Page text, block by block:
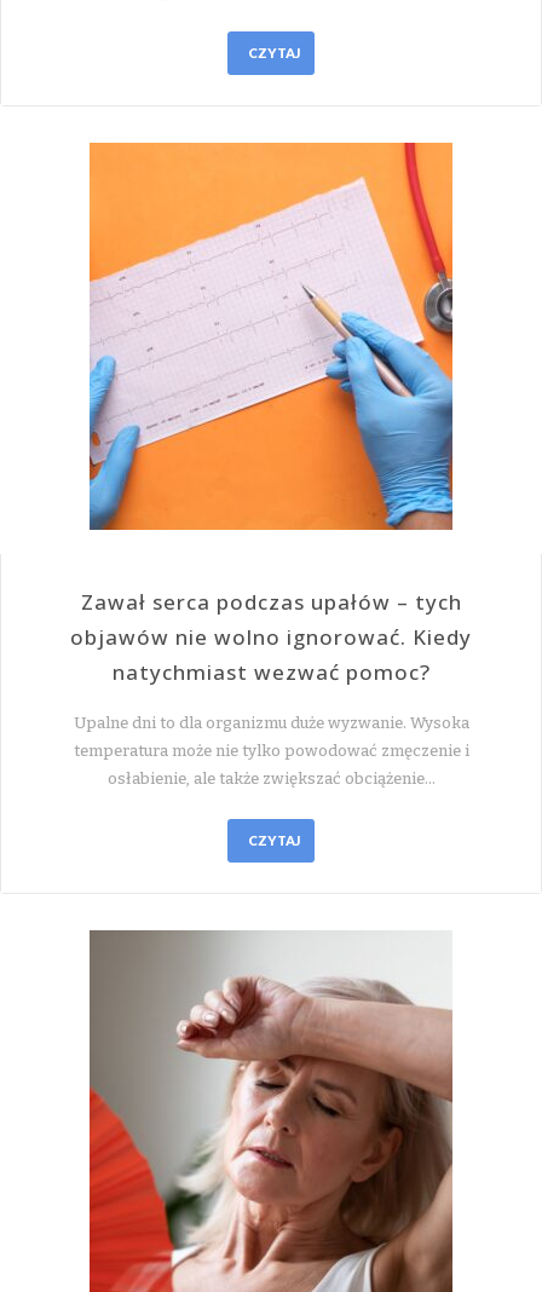
CZYTAJ
Zawał serca podczas upałów – tych
objawów nie wolno ignorować. Kiedy
natychmiast wezwać pomoc?
Upalne dni to dla organizmu duże wyzwanie. Wysoka
temperatura może nie tylko powodować zmęczenie i
osłabienie, ale także zwiększać obciążenie…
CZYTAJ